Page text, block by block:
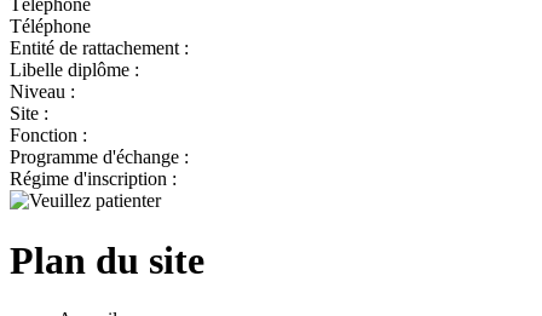
Téléphone
Téléphone
Entité de rattachement :
Libelle diplôme :
Niveau :
Site :
Fonction :
Programme d'échange :
Régime d'inscription :
Plan du site